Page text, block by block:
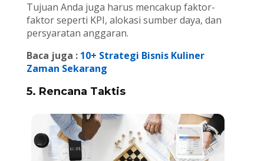
Tujuan Anda juga harus mencakup faktor-
faktor seperti KPI, alokasi sumber daya, dan
persyaratan anggaran.
Baca juga : 10+ Strategi Bisnis Kuliner
Zaman Sekarang
5. Rencana Taktis